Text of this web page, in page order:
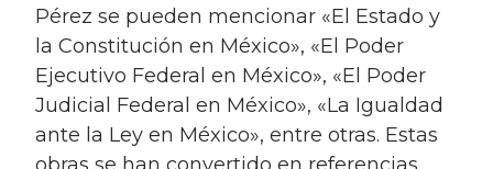
Pérez se pueden mencionar «El Estado y
la Constitución en México», «El Poder
Ejecutivo Federal en México», «El Poder
Judicial Federal en México», «La Igualdad
ante la Ley en México», entre otras. Estas